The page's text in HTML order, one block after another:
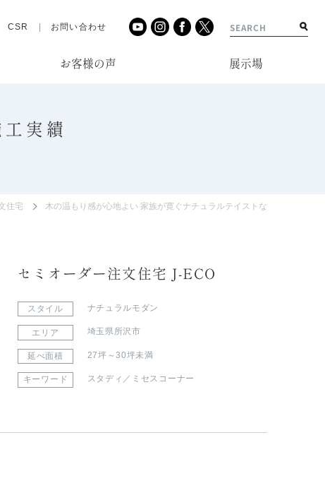
CSR お問い合わせ
お客様の声 展示場
工実績
住宅 木の温もり感が心地よい 家族が寛ぐナチュラルテイストな住まい
セミオーダー注文住宅 J-ECO
スタイル ナチュラルモダン
エリア 埼玉県所沢市
延べ面積 27坪～30坪未満
キーワード スタディ／ミセスコーナー